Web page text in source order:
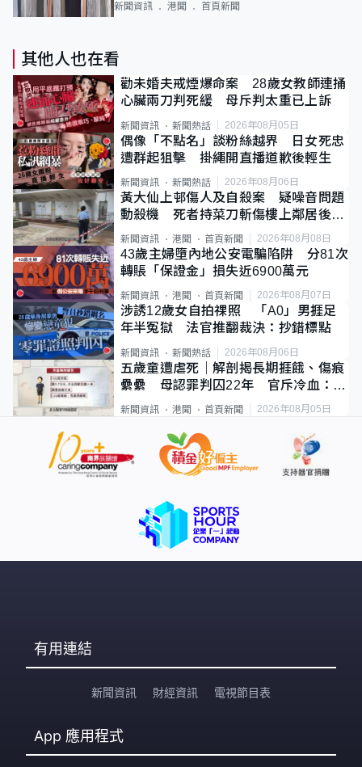
新聞資訊 港聞 首頁新聞
其他人也在看
勸未婚夫戒煙爆命案 28歲女教師連捅
心臟兩刀判死緩 母斥判太重已上訴
新聞資訊 新聞熱話 2026年08月05日
偶像「不點名」談粉絲越界 日女死忠
遭群起狙擊 掛繩開直播道歉後輕生
新聞資訊 新聞熱話 2026年08月06日
黃大仙上邨傷人及自殺案 疑噪音問題
動殺機 死者持菜刀斬傷樓上鄰居後墮
斃
新聞資訊 港聞 首頁新聞 2026年08月08日
43歲主婦墮內地公安電騙陷阱 分81次
轉賬「保證金」損失近6900萬元
新聞資訊 港聞 首頁新聞 2026年08月07日
涉誘12歲女自拍祼照 「A0」男捱足
年半冤獄 法官推翻裁決：抄錯標點
新聞資訊 新聞熱話 2026年08月06日
五歲童遭虐死｜解剖揭長期捱餓、傷痕
纍纍 母認罪判囚22年 官斥冷血：同
類案最惡劣
新聞資訊 港聞 首頁新聞 2026年08月05日
有用連結
新聞資訊 財經資訊 電視節目表
App 應用程式